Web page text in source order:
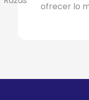
ofrecer lo